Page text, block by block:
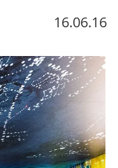
16.06.16